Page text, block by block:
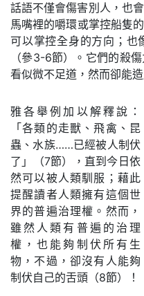
話語不僅會傷害別人，也
馬嘴裡的嚼環或掌控船隻
可以掌控全身的方向；也
（參3-6節）。它們的殺
看似微不足道，然而卻能
雅各舉例加以解釋說：
「各類的走獸、飛禽、昆
蟲、水族……已經被人制伏
了」（7節），直到今日依
然可以被人類馴服；藉此
提醒讀者人類擁有這個世
界的普遍治理權。然而，
雖然人類有普遍的治理
權，也能夠制伏所有生
物，不過，卻沒有人能夠
制伏自己的舌頭（8節）！